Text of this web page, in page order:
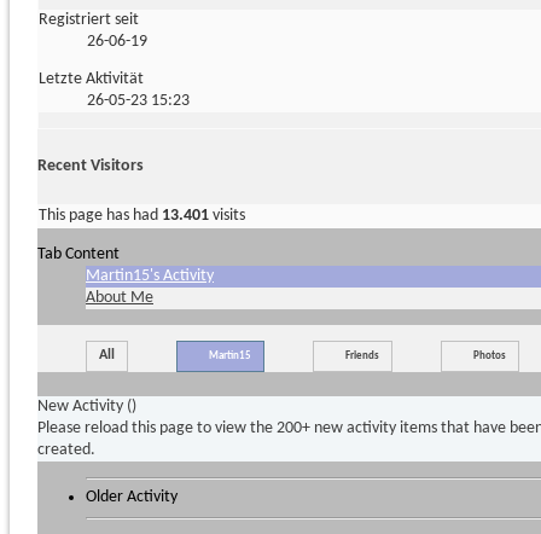
Registriert seit
26-06-19
Letzte Aktivität
26-05-23 15:23
Recent Visitors
This page has had 13.401 visits
Tab Content
Martin15's Activity
About Me
All Martin15 Friends Photos
New Activity ()
Please reload this page to view the 200+ new activity items that have
created.
Older Activity